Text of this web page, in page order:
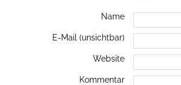
Name
E-Mail (unsichtbar)
Website
Kommentar